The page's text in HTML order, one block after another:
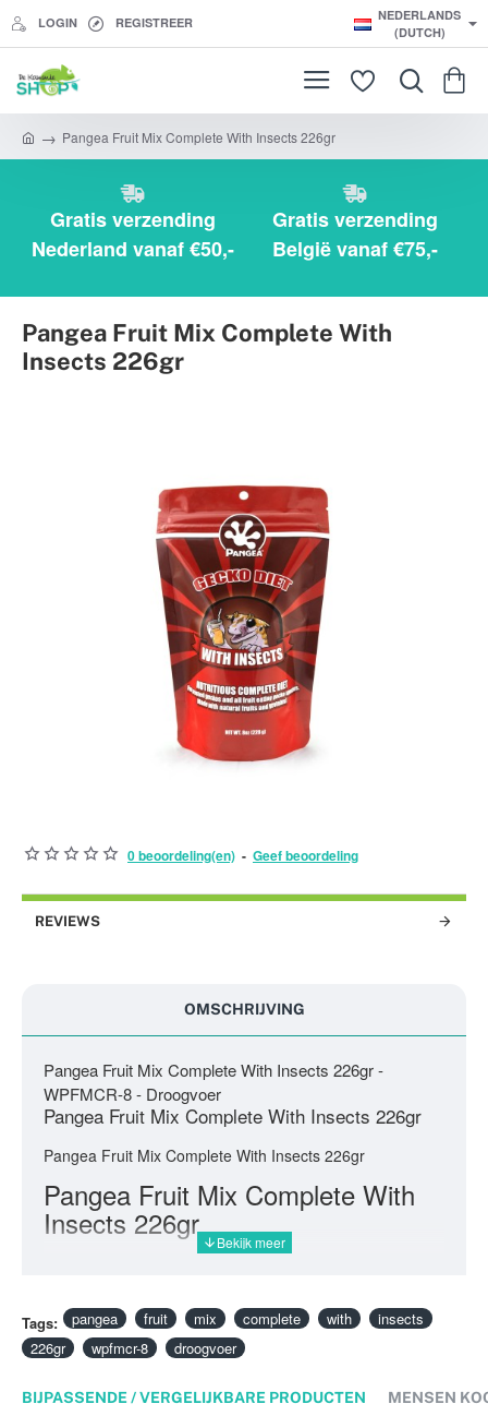
LOGIN REGISTREER
NEDERLANDS
(DUTCH)
Pangea Fruit Mix Complete With Insects 226gr
Gratis verzending
Nederland vanaf €50,-
Gratis verzending
België vanaf €75,-
Pangea Fruit Mix Complete With
Insects 226gr
NIET VOORRADIG
0 beoordeling(en) - Geef beoordeling
REVIEWS
OMSCHRIJVING
Pangea Fruit Mix Complete With Insects 226gr -
WPFMCR-8 - Droogvoer
Pangea Fruit Mix Complete With Insects 226gr
Pangea Fruit Mix Complete With Insects 226gr
Pangea Fruit Mix Complete With
Insects 226gr
Tags: pangea fruit mix complete with
insects
226gr
wpfmcr-8 droogvoer
BIJPASSENDE / VERGELIJKBARE PRODUCTEN MENSEN